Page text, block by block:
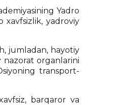
Yadro
yadroviy
jumladan, hayotiy
nazorat organlarini
transport-
barqaror va